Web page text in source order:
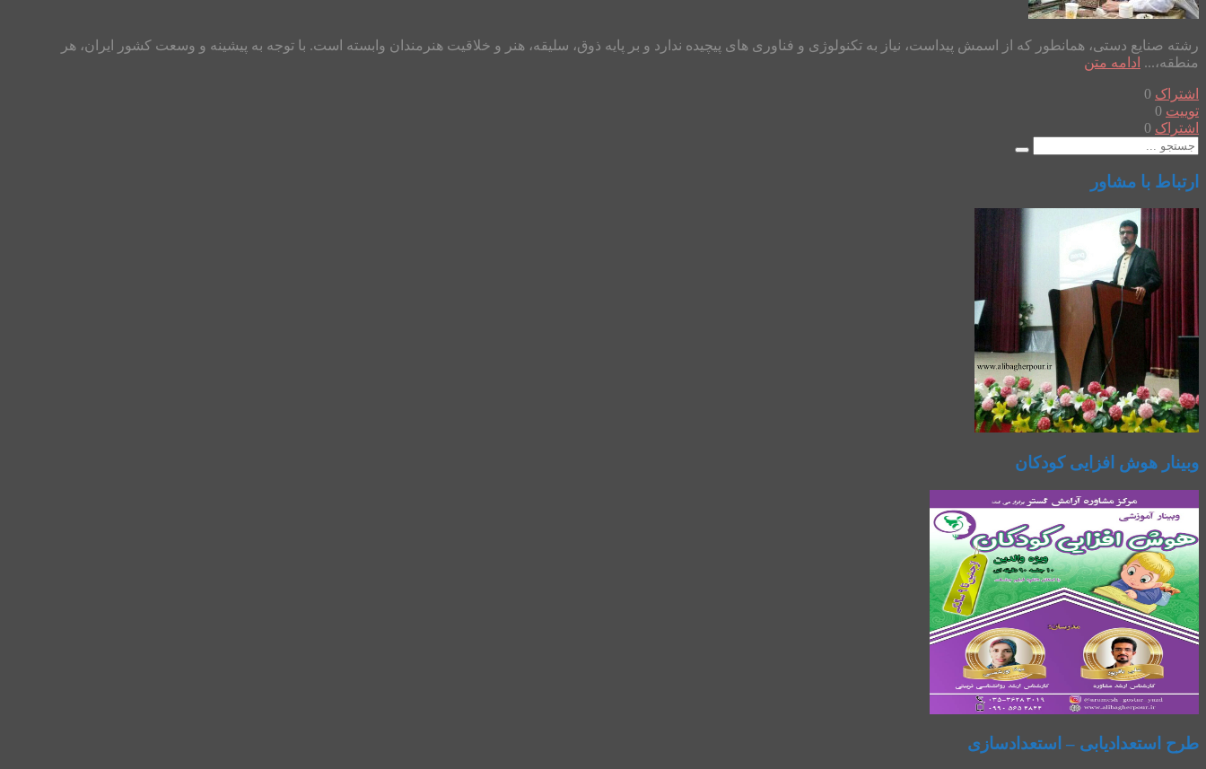
رشته صنایع دستی، همانطور که از اسمش پیداست، نیاز به تکنولوژی و فناوری های پیچیده ندارد و بر پایه ذوق، سلیقه، هنر و خلاقیت هنرمندان وابسته است. با توجه به پیشینه و وسعت کشور ایران، هر
منطقه،... ادامه متن
اشتراک 0
توییت 0
اشتراک 0
ارتباط با مشاور
وبینار هوش افزایی کودکان
طرح استعدادیابی – استعدادسازی